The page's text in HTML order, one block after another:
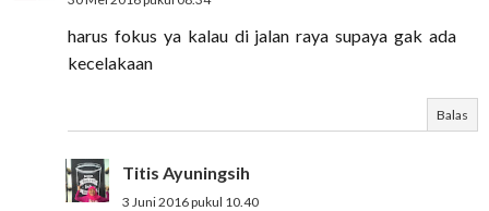
harus fokus ya kalau di jalan raya supaya gak ada
kecelakaan
Balas
Titis Ayuningsih
3 Juni 2016 pukul 10.40